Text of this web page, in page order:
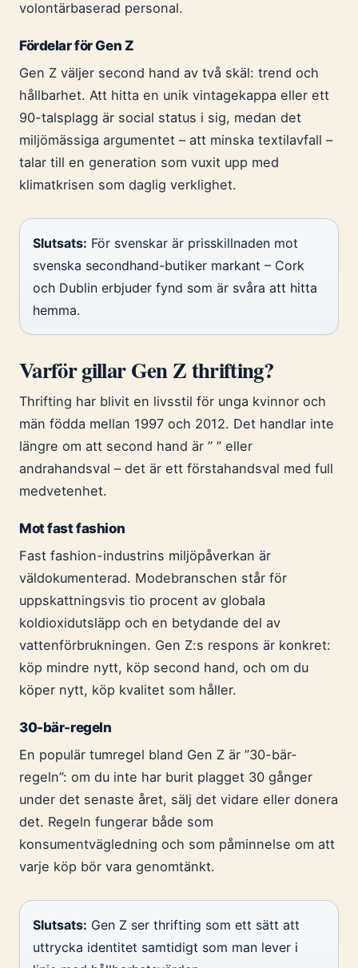
volontärbaserad personal.
Fördelar för Gen Z
Gen Z väljer second hand av två skäl: trend och
hållbarhet. Att hitta en unik vintagekappa eller ett
90-talsplagg är social status i sig, medan det
miljömässiga argumentet – att minska textilavfall –
talar till en generation som vuxit upp med
klimatkrisen som daglig verklighet.
Slutsats: För svenskar är prisskillnaden mot
svenska secondhand-butiker markant – Cork
och Dublin erbjuder fynd som är svåra att hitta
hemma.
Varför gillar Gen Z thrifting?
Thrifting har blivit en livsstil för unga kvinnor och
män födda mellan 1997 och 2012. Det handlar inte
längre om att second hand är ” ” eller
andrahandsval – det är ett förstahandsval med full
medvetenhet.
Mot fast fashion
Fast fashion-industrins miljöpåverkan är
väldokumenterad. Modebranschen står för
uppskattningsvis tio procent av globala
koldioxidutsläpp och en betydande del av
vattenförbrukningen. Gen Z:s respons är konkret:
köp mindre nytt, köp second hand, och om du
köper nytt, köp kvalitet som håller.
30-bär-regeln
En populär tumregel bland Gen Z är ”30-bär-
regeln”: om du inte har burit plagget 30 gånger
under det senaste året, sälj det vidare eller donera
det. Regeln fungerar både som
konsumentvägledning och som påminnelse om att
varje köp bör vara genomtänkt.
Slutsats: Gen Z ser thrifting som ett sätt att
uttrycka identitet samtidigt som man lever i